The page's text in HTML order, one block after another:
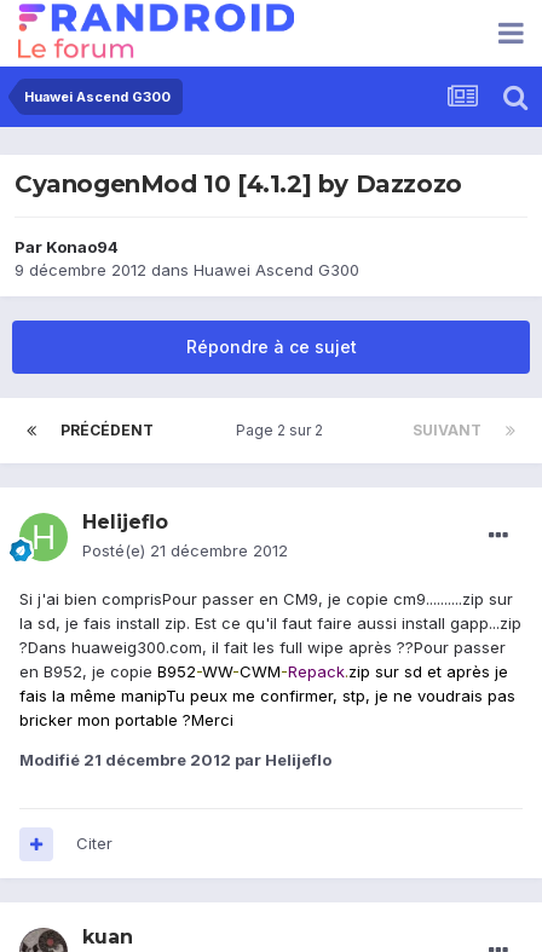
Huawei Ascend G300
CyanogenMod 10 [4.1.2] by Dazzozo
Par Konao94
9 décembre 2012 dans Huawei Ascend G300
Répondre à ce sujet
PRÉCÉDENT SUIVANT
Page 2 sur 2
Helijeflo
Posté(e) 21 décembre 2012
Si j'ai bien comprisPour passer en CM9, je copie cm9..........zip sur
la sd, je fais install zip. Est ce qu'il faut faire aussi install gapp...zip
?Dans huaweig300.com, il fait les full wipe après ??Pour passer
en B952, je copie B952-WW-CWM-Repack.zip sur sd et après je
fais la même manipTu peux me confirmer, stp, je ne voudrais pas
bricker mon portable ?Merci
Modifié 21 décembre 2012 par Helijeflo
Citer
kuan